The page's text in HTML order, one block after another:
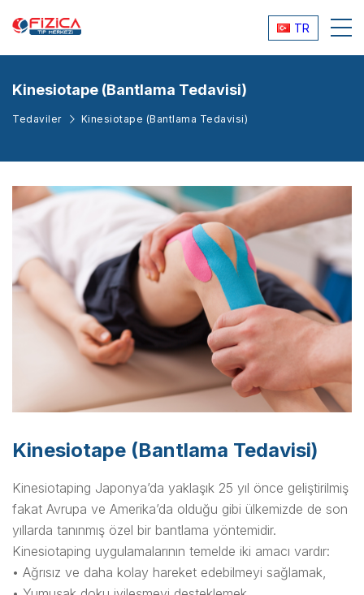
TR
Kinesiotape (Bantlama Tedavisi)
Tedaviler Kinesiotape (Bantlama Tedavisi)
Kinesiotape (Bantlama Tedavisi)
Kinesiotaping Japonya’da yaklaşık 25 yıl önce geliştirilmiş
fakat Avrupa ve Amerika’da olduğu gibi ülkemizde de son
yıllarda tanınmış özel bir bantlama yöntemidir.
Kinesiotaping uygulamalarının temelde iki amacı vardır:
• Ağrısız ve daha kolay hareket edebilmeyi sağlamak,